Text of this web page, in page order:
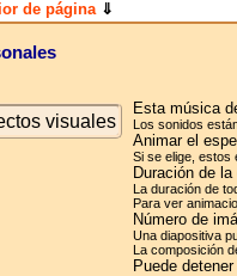
de página⇓
visuales
Esta música
Los sonidos
Animar el
Si se elige, estos
Duración de
La duración de
Para ver
Número de
Una diapositiva
La composición
Puede